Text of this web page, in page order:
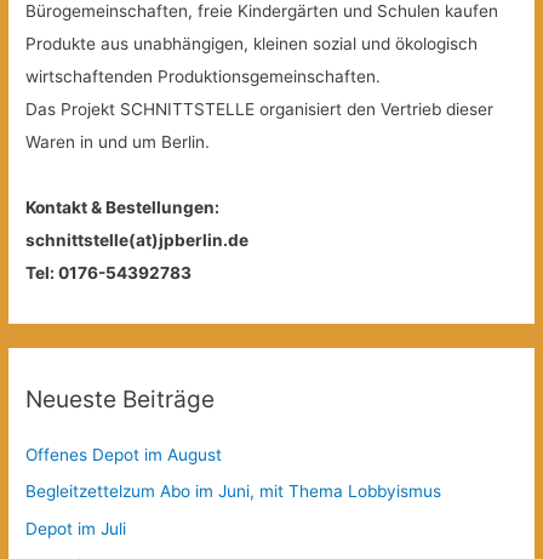
Bürogemeinschaften, freie Kindergärten und Schulen kaufen
Produkte aus unabhängigen, kleinen sozial und ökologisch
wirtschaftenden Produktionsgemeinschaften.
Das Projekt SCHNITTSTELLE organisiert den Vertrieb dieser
Waren in und um Berlin.
Kontakt & Bestellungen:
schnittstelle(at)jpberlin.de
Tel: 0176-54392783
Neueste Beiträge
Offenes Depot im August
Begleitzettelzum Abo im Juni, mit Thema Lobbyismus
Depot im Juli